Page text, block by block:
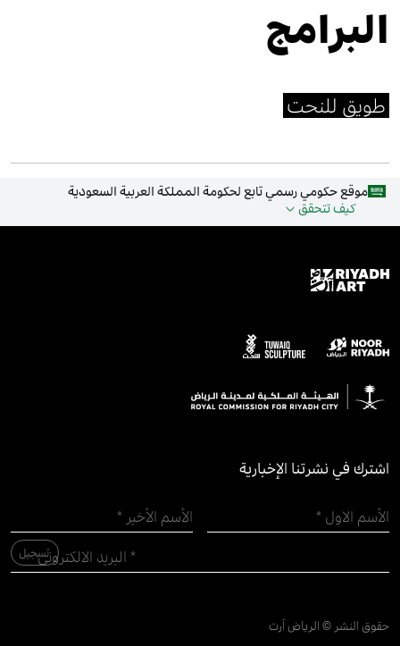
البرامج
طويق للنحت
موقع حكومي رسمي تابع لحكومة المملكة العربية السعودية
كيف تتحقق
اشترك في نشرتنا الإخبارية
حقوق النشر © الرياض آرت